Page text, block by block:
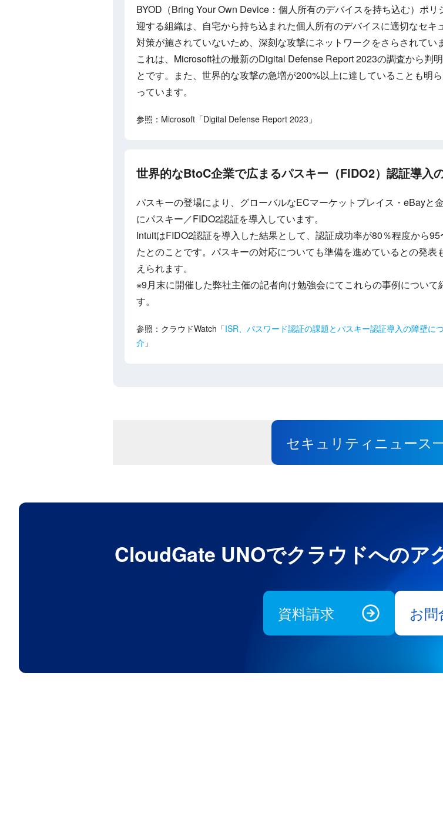
BYOD（Bring Your Own Device：個人所有のデバイスを持ち込む）ポリ
迎する組織は、自宅から持ち込まれた個人所有のデバイスに適切なセキ
対策が施されていないため、深刻な攻撃にネットワークをさらされてい
これは、Microsoft社の最新のDigital Defense Report 2023の調査から判
とです。また、世界的な攻撃の急増が200%以上に達していることも明
っています。
参照：Microsoft「Digital Defense Report 2023」
世界的なBtoC企業で広まるパスキー（FIDO2）認証導入
パスキーの登場により、グローバルなECマーケットプレイス・eBayと
にパスキー／FIDO2認証を導入しています。
IntuitはFIDO2認証を導入した結果として、認証成功率が80％程度から
たとのことです。パスキーの対応についても準備を進めているとの発
えられます。
※9月末に開催した弊社主催の記者向け勉強会にてこれらの事例につい
す。
参照：クラウドWatch「ISR、パスワード認証の課題とパスキー認証導入の障壁
介 」
セキュリティニュース
CloudGate UNOでクラウドへのア
資料請求 お問